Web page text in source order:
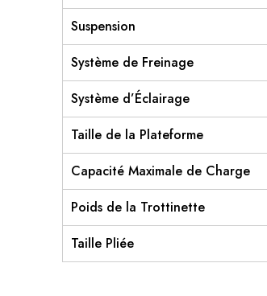
Suspension
Système de Freinage
Système d’Éclairage
Taille de la Plateforme
Capacité Maximale de Charge
Poids de la Trottinette
Taille Pliée